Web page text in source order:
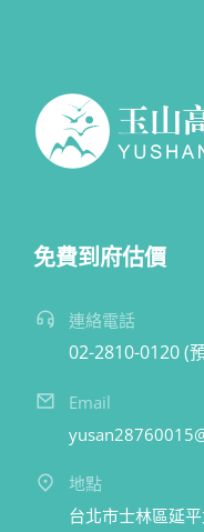
免費到府估價
連絡電話
02-2810-0120 (
Email
地點
台北市士林區延